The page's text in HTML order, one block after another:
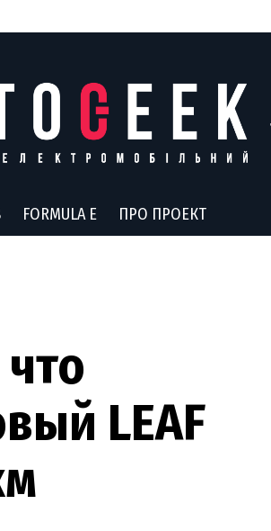
FORMULA E ПРО ПРОЕКТ
LEAF